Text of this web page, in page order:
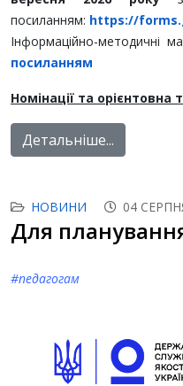
посиланням: https://
Інформаційно-методичні
посиланням
Номінації та
Детальніше...
НОВИНИ 04
Для
#педагогам